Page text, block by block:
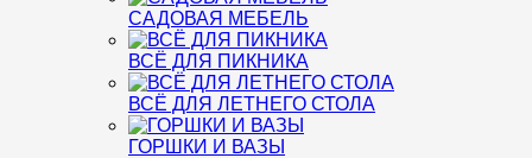
САДОВАЯ МЕБЕЛЬ
ВСЁ ДЛЯ ПИКНИКА
ВСЁ ДЛЯ ЛЕТНЕГО СТОЛА
ГОРШКИ И ВАЗЫ